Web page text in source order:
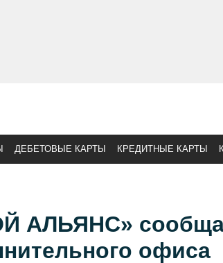
ДЕБЕТОВЫЕ КАРТЫ КРЕДИТНЫЕ КАРТЫ
АЛЬЯНС»
офиса